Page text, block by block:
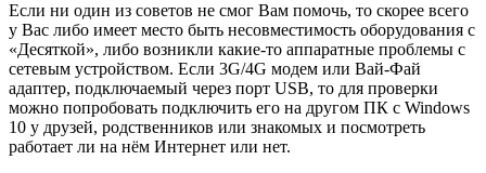
Если ни один из советов не смог Вам помочь, то скорее всего
у Вас либо имеет место быть несовместимость оборудования с
«Десяткой», либо возникли какие-то аппаратные проблемы с
сетевым устройством. Если 3G/4G модем или Вай-Фай
адаптер, подключаемый через порт USB, то для проверки
можно попробовать подключить его на другом ПК c Windows
10 у друзей, родственников или знакомых и посмотреть
работает ли на нём Интернет или нет.